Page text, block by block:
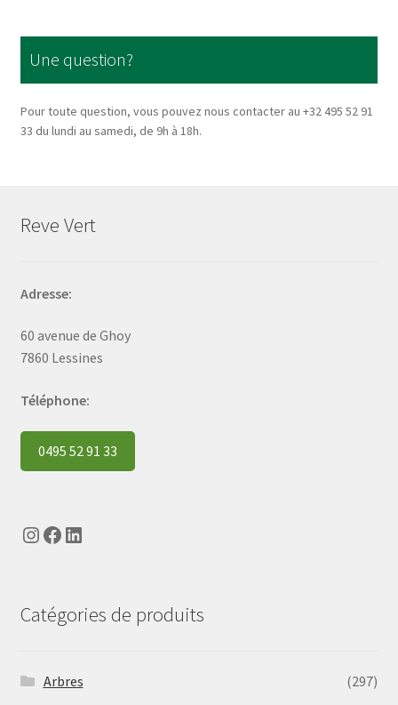
Une question?
Pour toute question, vous pouvez nous contacter au +32 495 52 91
33 du lundi au samedi, de 9h à 18h.
Reve Vert
Adresse:
60 avenue de Ghoy
7860 Lessines
Téléphone:
0495 52 91 33
Instagram
Facebook
LinkedIn
Catégories de produits
Arbres
(297)